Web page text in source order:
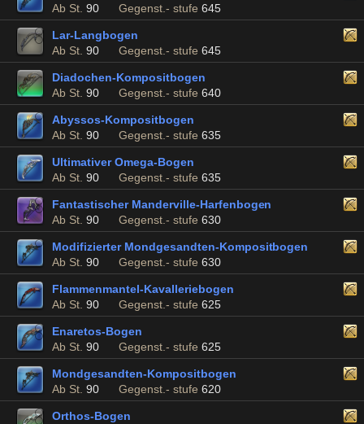
Ab St. 90 Gegenst.- stufe 645
Lar-Langbogen
Ab St. 90 Gegenst.- stufe 645
Diadochen-Kompositbogen
Ab St. 90 Gegenst.- stufe 640
Abyssos-Kompositbogen
Ab St. 90 Gegenst.- stufe 635
Ultimativer Omega-Bogen
Ab St. 90 Gegenst.- stufe 635
Fantastischer Manderville-Harfenbogen
Ab St. 90 Gegenst.- stufe 630
Modifizierter Mondgesandten-Kompositbogen
Ab St. 90 Gegenst.- stufe 630
Flammenmantel-Kavalleriebogen
Ab St. 90 Gegenst.- stufe 625
Enaretos-Bogen
Ab St. 90 Gegenst.- stufe 625
Mondgesandten-Kompositbogen
Ab St. 90 Gegenst.- stufe 620
Orthos-Bogen